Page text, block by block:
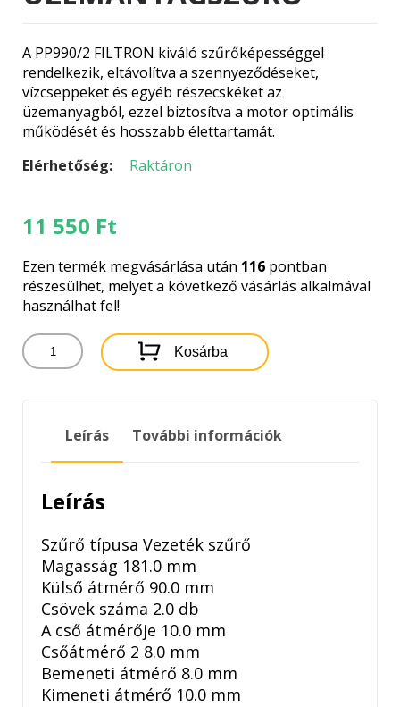
A PP990/2 FILTRON kiváló szűrőképességgel
rendelkezik, eltávolítva a szennyeződéseket,
vízcseppeket és egyéb részecskéket az
üzemanyagból, ezzel biztosítva a motor optimális
működését és hosszabb élettartamát.
Elérhetőség:
Raktáron
11 550 Ft
Ezen termék megvásárlása után 116 pontban
részesülhet, melyet a következő vásárlás alkalmával
használhat fel!
PP990/2
FILTRON
Kosárba
Leírás További információk
Leírás
Szűrő típusa Vezeték szűrő
Magasság 181.0 mm
Külső átmérő 90.0 mm
Csövek száma 2.0 db
A cső átmérője 10.0 mm
Csőátmérő 2 8.0 mm
Bemeneti átmérő 8.0 mm
Kimeneti átmérő 10.0 mm